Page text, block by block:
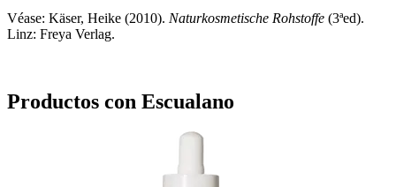
Véase: Käser, Heike (2010). Naturkosmetische Rohstoffe (3ªed).
Linz: Freya Verlag.
Productos con Escualano